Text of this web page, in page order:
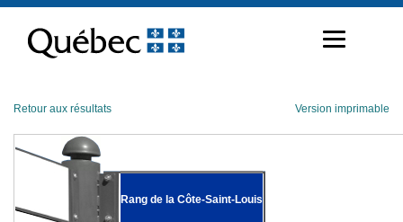
contenu
Retour aux résultats Version imprimable
Rang de la Côte-Saint-Louis